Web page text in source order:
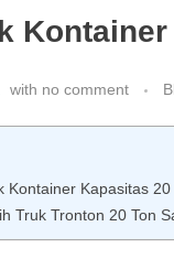
with no comment
Kontainer Kapasitas 20
Truk Tronton 20 Ton